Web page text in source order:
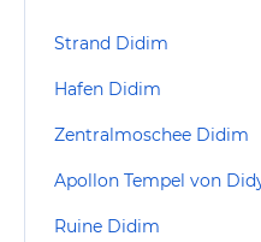
Strand Didim
Hafen Didim
Zentralmoschee Didim
Apollon Tempel von
Ruine Didim